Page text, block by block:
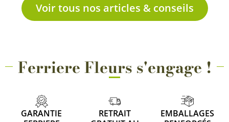
Voir tous nos articles & conseils
Ferriere Fleurs s'engage !
GARANTIE
RETRAIT
EMBALLAGES